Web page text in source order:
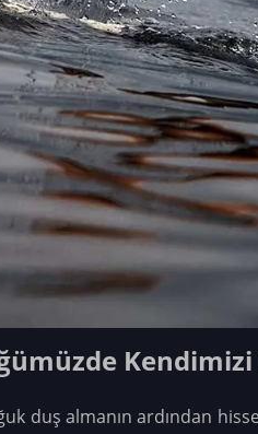
duş almanın ardından